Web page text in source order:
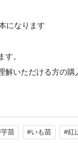
になります
す。
解いただける方の購
芋苗 #いも苗 #紅